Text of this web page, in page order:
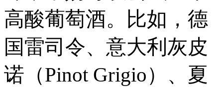
高酸葡萄酒。比如，德
国雷司令、意大利灰皮
诺（Pinot Grigio）、夏